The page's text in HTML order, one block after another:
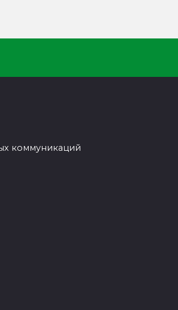
коммуникаций